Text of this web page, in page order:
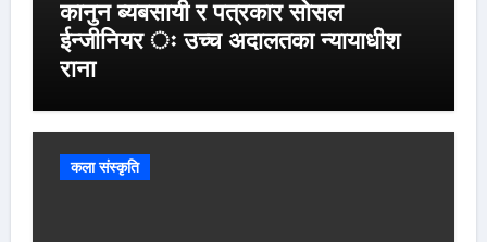
कानुन ब्यबसायी र पत्रकार सोसल
ईन्जीनियर ः उच्च अदालतका न्यायाधीश
राना
कला संस्कृति